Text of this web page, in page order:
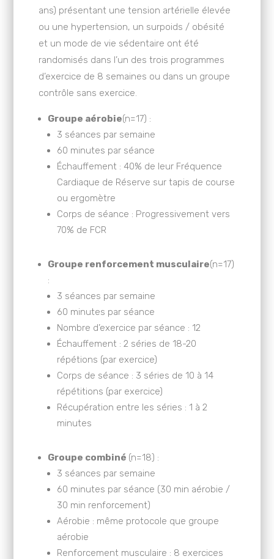
ans) présentant une tension artérielle élevée
ou une hypertension, un surpoids / obésité
et un mode de vie sédentaire ont été
randomisés dans l’un des trois programmes
d’exercice de 8 semaines ou dans un groupe
contrôle sans exercice.
Groupe aérobie(n=17) :
3 séances par semaine
60 minutes par séance
Échauffement : 40% de leur Fréquence
Cardiaque de Réserve sur tapis de course
ou ergomètre
Corps de séance : Progressivement vers
70% de FCR
Groupe renforcement musculaire(n=17)
:
3 séances par semaine
60 minutes par séance
Nombre d’exercice par séance : 12
Échauffement : 2 séries de 18-20
répétions (par exercice)
Corps de séance : 3 séries de 10 à 14
répétitions (par exercice)
Récupération entre les séries : 1 à 2
minutes
Groupe combiné (n=18) :
3 séances par semaine
60 minutes par séance (30 min aérobie /
30 min renforcement)
Aérobie : même protocole que groupe
aérobie
Renforcement musculaire : 8 exercices